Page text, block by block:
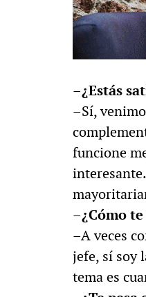
–¿Estás
–Sí,
funcione
–¿Cómo
–A veces
jefe, sí soy
tema es